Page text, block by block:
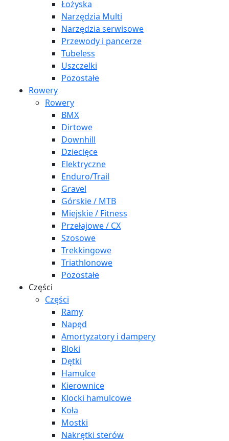
Łożyska
Narzędzia Multi
Narzędzia serwisowe
Przewody i pancerze
Tubeless
Uszczelki
Pozostałe
Rowery
Rowery
BMX
Dirtowe
Downhill
Dziecięce
Elektryczne
Enduro/Trail
Gravel
Górskie / MTB
Miejskie / Fitness
Przełajowe / CX
Szosowe
Trekkingowe
Triathlonowe
Pozostałe
Części
Części
Ramy
Napęd
Amortyzatory i dampery
Bloki
Dętki
Hamulce
Kierownice
Klocki hamulcowe
Koła
Mostki
Nakrętki sterów